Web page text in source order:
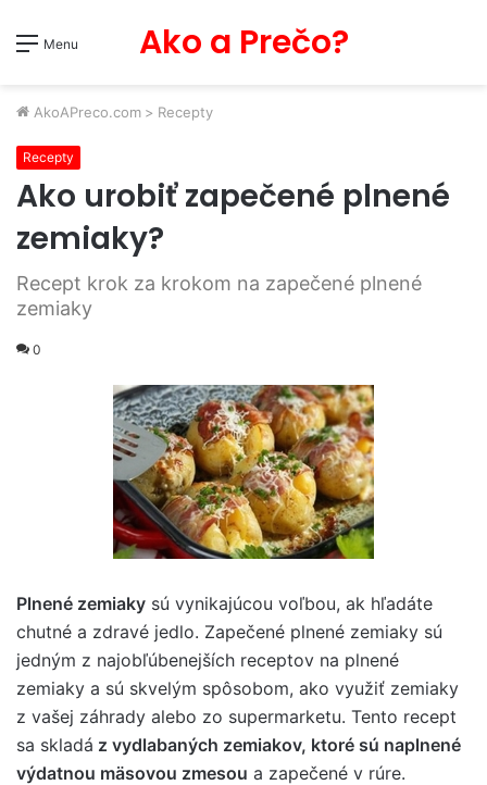
Menu Ako a Prečo?
AkoAPreco.com > Recepty
Recepty
Ako urobiť zapečené plnené
zemiaky?
Recept krok za krokom na zapečené plnené
zemiaky
0
Plnené zemiaky sú vynikajúcou voľbou, ak hľadáte
chutné a zdravé jedlo. Zapečené plnené zemiaky sú
jedným z najobľúbenejších receptov na plnené
zemiaky a sú skvelým spôsobom, ako využiť zemiaky
z vašej záhrady alebo zo supermarketu. Tento recept
sa skladá z vydlabaných zemiakov, ktoré sú naplnené
výdatnou mäsovou zmesou a zapečené v rúre.